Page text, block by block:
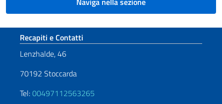
Sezione footer
Recapiti e Contatti
Lenzhalde, 46
70192 Stoccarda
Tel:00497112563265